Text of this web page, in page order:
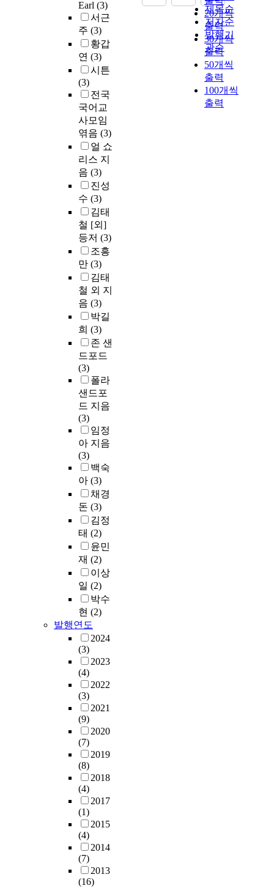
Earl (3)
서근
주 (3)
황갑
연 (3)
시튼
(3)
전국
국어교
사모임
엮음 (3)
얼 쇼
리스 지
음 (3)
진성
수 (3)
김태
철 [외]
등저 (3)
조흥
만 (3)
김태
철 외 지
음 (3)
박길
희 (3)
존 샌
드포드
(3)
폴라
샌드포
드 지음
(3)
임정
아 지음
(3)
백숙
아 (3)
채경
돈 (3)
김정
태 (2)
윤민
재 (2)
이상
일 (2)
박수
현 (2)
발행연도
2024
(3)
2023
(4)
2022
(3)
2021
(9)
2020
(7)
2019
(8)
2018
(4)
2017
(1)
2015
(4)
2014
(7)
2013
(16)
제목순
저자순
발행기
관순
20개씩
출력
30개씩
출력
50개씩
출력
100개씩
출력